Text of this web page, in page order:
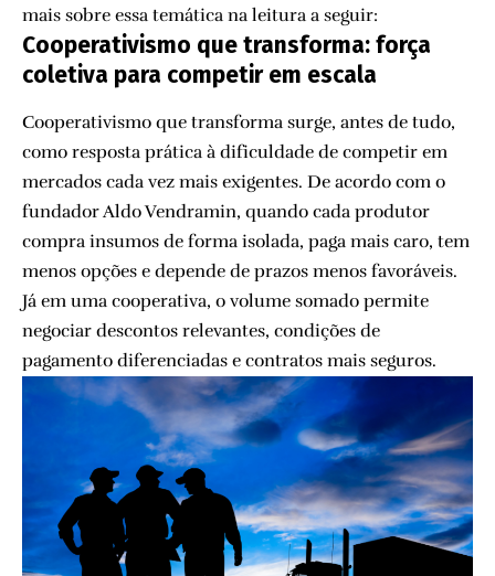
mais sobre essa temática na leitura a seguir:
Cooperativismo que transforma: força
coletiva para competir em escala
Cooperativismo que transforma surge, antes de tudo,
como resposta prática à dificuldade de competir em
mercados cada vez mais exigentes. De acordo com o
fundador Aldo Vendramin, quando cada produtor
compra insumos de forma isolada, paga mais caro, tem
menos opções e depende de prazos menos favoráveis.
Já em uma cooperativa, o volume somado permite
negociar descontos relevantes, condições de
pagamento diferenciadas e contratos mais seguros.